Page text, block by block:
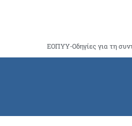
ΕΟΠΥΥ-Οδηγίες για τη